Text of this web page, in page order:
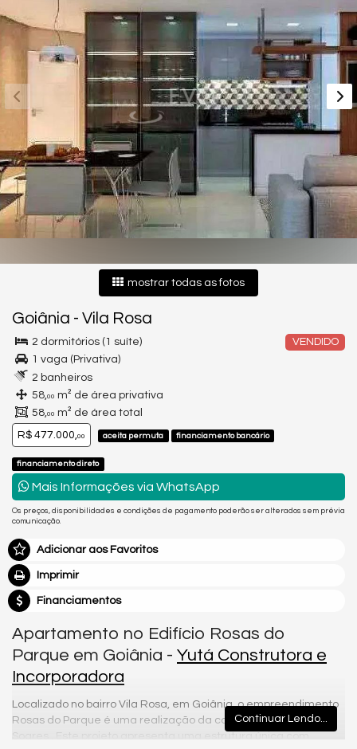
mostrar todas as fotos
Goiânia - Vila Rosa
VENDIDO
2 dormitórios (1 suíte)
1 vaga (Privativa)
2 banheiros
58,00 m² de área privativa
58,00 m² de área total
R$ 477.000,00 aceita permuta financiamento bancário
financiamento direto
Mais Informações via WhatsApp
Os preços, disponibilidades e condições de pagamento poderão ser alterados sem prévia
comunicação.
Adicionar aos Favoritos
Imprimir
Financiamentos
Apartamento no Edifício Rosas do
Parque em Goiânia - Yutá Construtora e
Incorporadora
Localizado no bairro Vila Rosa, em Goiânia, o empreendimento
Rosas do Parque é uma realização da construtora Martins
Continuar Lendo...